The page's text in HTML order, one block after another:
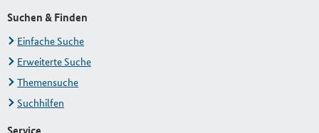
Suchen & Finden
Einfache Suche
Erweiterte Suche
Themensuche
Suchhilfen